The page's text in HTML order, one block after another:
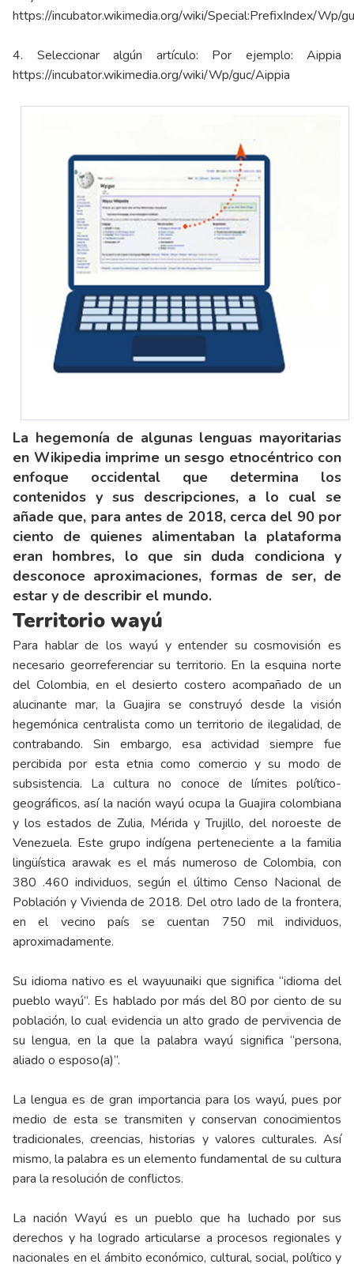
https://incubator.wikimedia.org/wiki/Special:PrefixIndex/Wp/
4. Seleccionar algún artículo: Por ejemplo: Aippia
https://incubator.wikimedia.org/wiki/Wp/guc/Aippia
La hegemonía de algunas lenguas mayoritarias
en Wikipedia imprime un sesgo etnocéntrico con
enfoque occidental que determina los
contenidos y sus descripciones, a lo cual se
añade que, para antes de 2018, cerca del 90 por
ciento de quienes alimentaban la plataforma
eran hombres, lo que sin duda condiciona y
desconoce aproximaciones, formas de ser, de
estar y de describir el mundo.
Territorio wayú
Para hablar de los wayú y entender su cosmovisión es
necesario georreferenciar su territorio. En la esquina norte
del Colombia, en el desierto costero acompañado de un
alucinante mar, la Guajira se construyó desde la visión
hegemónica centralista como un territorio de ilegalidad, de
contrabando. Sin embargo, esa actividad siempre fue
percibida por esta etnia como comercio y su modo de
subsistencia. La cultura no conoce de límites político-
geográficos, así la nación wayú ocupa la Guajira colombiana
y los estados de Zulia, Mérida y Trujillo, del noroeste de
Venezuela. Este grupo indígena perteneciente a la familia
lingüística arawak es el más numeroso de Colombia, con
380 .460 individuos, según el último Censo Nacional de
Población y Vivienda de 2018. Del otro lado de la frontera,
en el vecino país se cuentan 750 mil individuos,
aproximadamente.
Su idioma nativo es el wayuunaiki que significa “idioma del
pueblo wayú”. Es hablado por más del 80 por ciento de su
población, lo cual evidencia un alto grado de pervivencia de
su lengua, en la que la palabra wayú significa “persona,
aliado o esposo(a)”.
La lengua es de gran importancia para los wayú, pues por
medio de esta se transmiten y conservan conocimientos
tradicionales, creencias, historias y valores culturales. Así
mismo, la palabra es un elemento fundamental de su cultura
para la resolución de conflictos.
La nación Wayú es un pueblo que ha luchado por sus
derechos y ha logrado articularse a procesos regionales y
nacionales en el ámbito económico, cultural, social, político y